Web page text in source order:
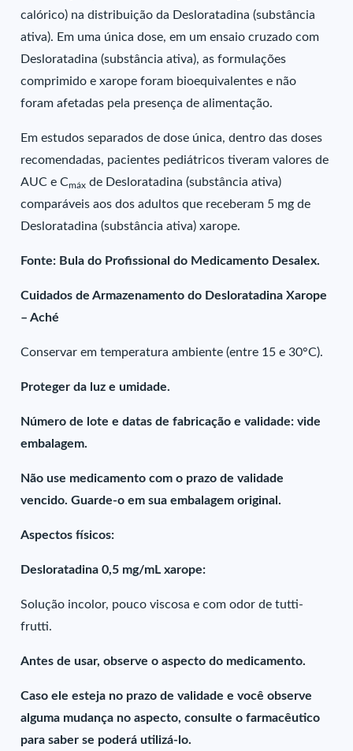
calórico) na distribuição da Desloratadina (substância
ativa). Em uma única dose, em um ensaio cruzado com
Desloratadina (substância ativa), as formulações
comprimido e xarope foram bioequivalentes e não
foram afetadas pela presença de alimentação.
Em estudos separados de dose única, dentro das doses
recomendadas, pacientes pediátricos tiveram valores de
AUC e Cmáx de Desloratadina (substância ativa)
comparáveis aos dos adultos que receberam 5 mg de
Desloratadina (substância ativa) xarope.
Fonte: Bula do Profissional do Medicamento Desalex.
Cuidados de Armazenamento do Desloratadina Xarope
– Aché
Conservar em temperatura ambiente (entre 15 e 30°C).
Proteger da luz e umidade.
Número de lote e datas de fabricação e validade: vide
embalagem.
Não use medicamento com o prazo de validade
vencido. Guarde-o em sua embalagem original.
Aspectos físicos:
Desloratadina 0,5 mg/mL xarope:
Solução incolor, pouco viscosa e com odor de tutti-
frutti.
Antes de usar, observe o aspecto do medicamento.
Caso ele esteja no prazo de validade e você observe
alguma mudança no aspecto, consulte o farmacêutico
para saber se poderá utilizá-lo.